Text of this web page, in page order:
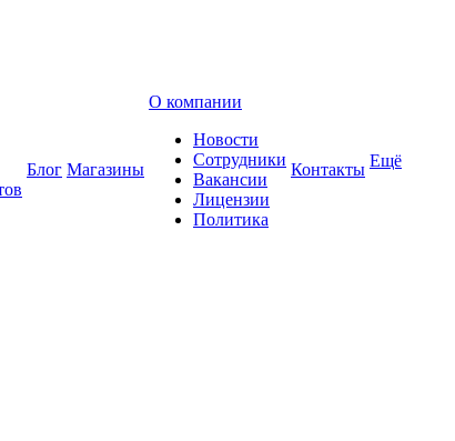
Блог Магазины
О компании
Новости
Сотрудники
Вакансии
Лицензии
Политика
Контакты Ещё